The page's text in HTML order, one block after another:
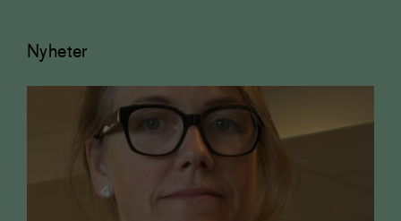
Nyheter